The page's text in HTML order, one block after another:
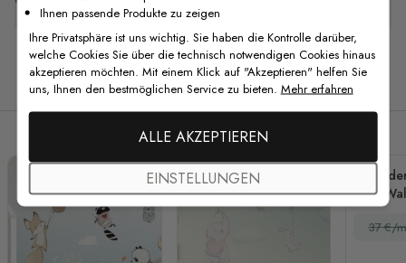
Verwandte Produkte
37 €/
Ihnen passende Produkte zu zeigen
Ihre Privatsphäre ist uns wichtig. Sie haben die Kontrolle darüber,
welche Cookies Sie über die technisch notwendigen Cookies hinaus
akzeptieren möchten. Mit einem Klick auf "Akzeptieren" helfen Sie
uns, Ihnen den bestmöglichen Service zu bieten. Mehr erfahren
ALLE AKZEPTIEREN
EINSTELLUNGEN